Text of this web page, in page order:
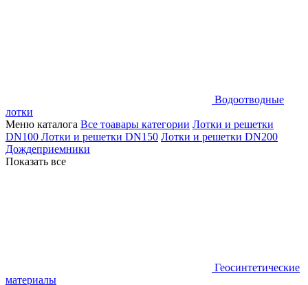
Водоотводные
лотки
Меню каталога Все тоавары категории Лотки и решетки
DN100 Лотки и решетки DN150 Лотки и решетки DN200
Дождеприемники
Показать все
Геосинтетические
материалы